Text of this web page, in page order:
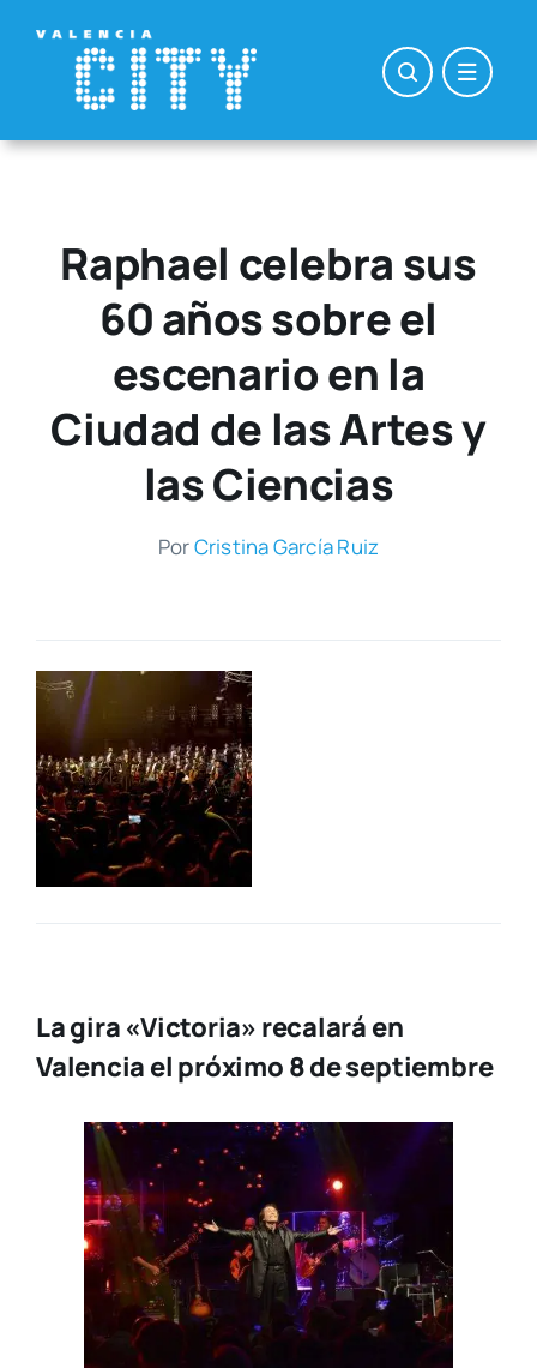
contenido
Raphael celebra sus
60 años sobre el
escenario en la
Ciudad de las Artes y
las Ciencias
PorCris­ti­na Gar­cía Ruiz
La gira «Victoria» recalará en
Valencia el próximo 8 de septiembre